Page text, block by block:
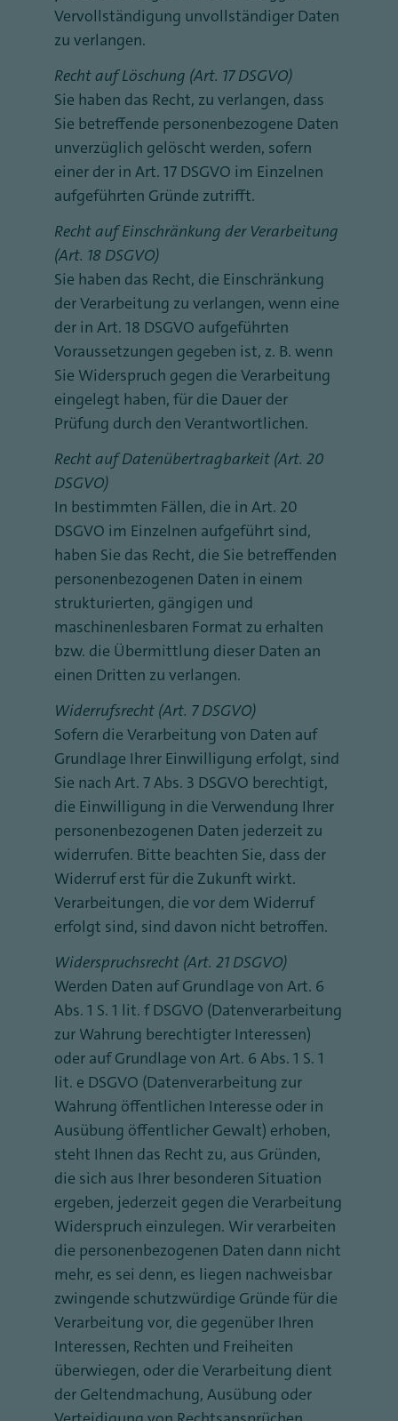
Vervollständigung unvollständiger Daten
zu verlangen.
Recht auf Löschung (Art. 17 DSGVO)
Sie haben das Recht, zu verlangen, dass
Sie betreffende personenbezogene Daten
unverzüglich gelöscht werden, sofern
einer der in Art. 17 DSGVO im Einzelnen
aufgeführten Gründe zutrifft.
Recht auf Einschränkung der Verarbeitung
(Art. 18 DSGVO)
Sie haben das Recht, die Einschränkung
der Verarbeitung zu verlangen, wenn eine
der in Art. 18 DSGVO aufgeführten
Voraussetzungen gegeben ist, z. B. wenn
Sie Widerspruch gegen die Verarbeitung
eingelegt haben, für die Dauer der
Prüfung durch den Verantwortlichen.
Recht auf Datenübertragbarkeit (Art. 20
DSGVO)
In bestimmten Fällen, die in Art. 20
DSGVO im Einzelnen aufgeführt sind,
haben Sie das Recht, die Sie betreffenden
personenbezogenen Daten in einem
strukturierten, gängigen und
maschinenlesbaren Format zu erhalten
bzw. die Übermittlung dieser Daten an
einen Dritten zu verlangen.
Widerrufsrecht (Art. 7 DSGVO)
Sofern die Verarbeitung von Daten auf
Grundlage Ihrer Einwilligung erfolgt, sind
Sie nach Art. 7 Abs. 3 DSGVO berechtigt,
die Einwilligung in die Verwendung Ihrer
personenbezogenen Daten jederzeit zu
widerrufen. Bitte beachten Sie, dass der
Widerruf erst für die Zukunft wirkt.
Verarbeitungen, die vor dem Widerruf
erfolgt sind, sind davon nicht betroffen.
Widerspruchsrecht (Art. 21 DSGVO)
Werden Daten auf Grundlage von Art. 6
Abs. 1 S. 1 lit. f DSGVO (Datenverarbeitung
zur Wahrung berechtigter Interessen)
oder auf Grundlage von Art. 6 Abs. 1 S. 1
lit. e DSGVO (Datenverarbeitung zur
Wahrung öffentlichen Interesse oder in
Ausübung öffentlicher Gewalt) erhoben,
steht Ihnen das Recht zu, aus Gründen,
die sich aus Ihrer besonderen Situation
ergeben, jederzeit gegen die Verarbeitung
Widerspruch einzulegen. Wir verarbeiten
die personenbezogenen Daten dann nicht
mehr, es sei denn, es liegen nachweisbar
zwingende schutzwürdige Gründe für die
Verarbeitung vor, die gegenüber Ihren
Interessen, Rechten und Freiheiten
überwiegen, oder die Verarbeitung dient
der Geltendmachung, Ausübung oder